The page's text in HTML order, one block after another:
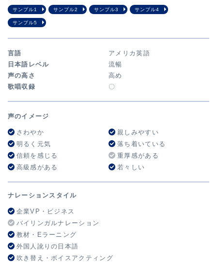
サンプル1 サンプル2 サンプル3 サンプル4
サンプル5
言語
アメリカ英語
日本語レベル
流暢
声の高さ
高め
歌唱収録
〇
声のイメージ
さわやか
親しみやすい
明るく元気
落ち着いている
信頼を感じる
重厚感がある
高級感がある
若々しい
ナレーションスタイル
企業VP・ビジネス
バイリンガルナレーション
教材・Eラーニング
外国人訛りの日本語
吹き替え・ボイスアクティング